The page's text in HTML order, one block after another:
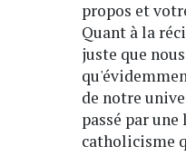
propos et
Quant à la
juste que
de notre
passé par
catholicisme